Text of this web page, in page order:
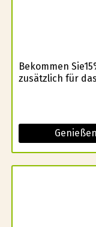
Bekommen
zusätzlich für